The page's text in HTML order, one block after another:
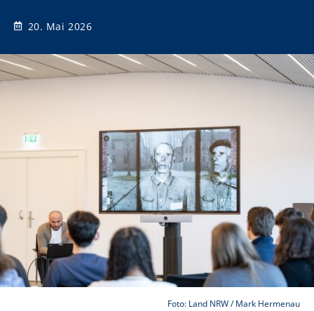
20. Mai 2026
Foto: Land NRW / Mark Hermenau